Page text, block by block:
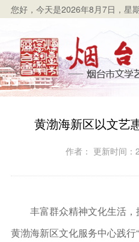
您好， 今天是2026年8月7日，星
黄渤海新区以文艺
作者： 更新时间
丰富群众精神文化生活，
黄渤海新区文化服务中心践行